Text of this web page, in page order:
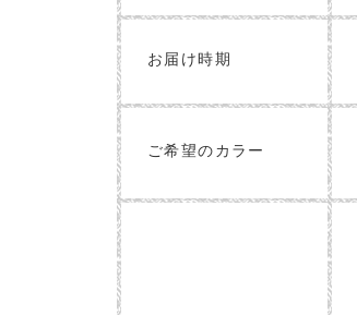
お届け時期
ご希望のカラー